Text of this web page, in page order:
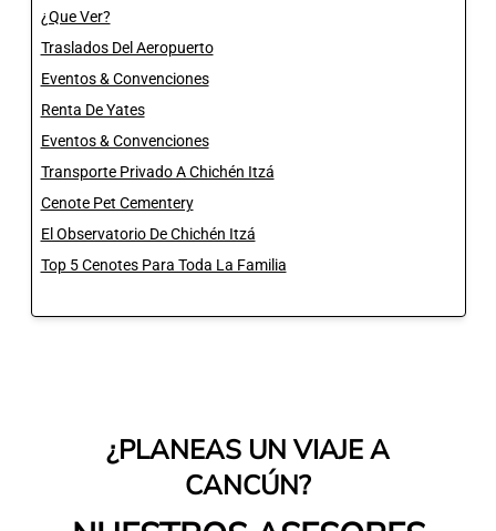
¿Que Ver?
Traslados Del Aeropuerto
Eventos & Convenciones
Renta De Yates
Eventos & Convenciones
Transporte Privado A Chichén Itzá
Cenote Pet Cementery
El Observatorio De Chichén Itzá
Top 5 Cenotes Para Toda La Familia
¿PLANEAS UN VIAJE A
CANCÚN?